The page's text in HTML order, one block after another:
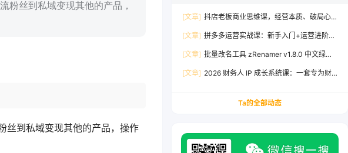
粉丝到私域变现其他的产品，
丝到私域变现其他的产品，操作
[文章] 抖店老板商业思维课，经营本质、破局心
增
[文章] 拼多多运营实战课：新手入门+运营进阶、
出百单
[文章] 批量改名工具 zRenamer v1.8.0 中文绿色
[文章] 2026 财务人 IP 成长系统课：一套专为财
Ta的全部动态